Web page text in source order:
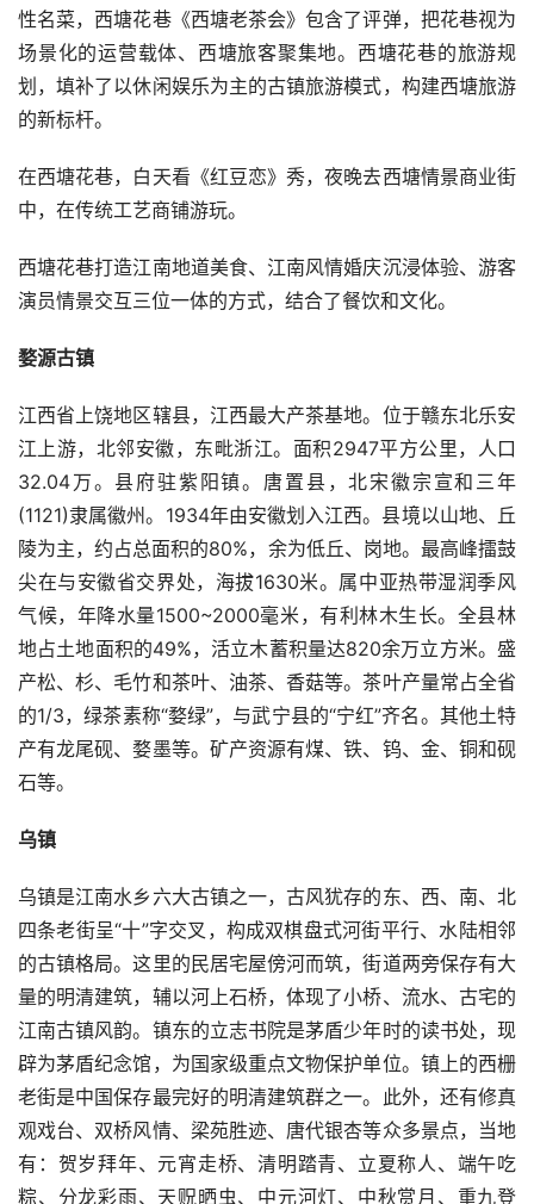
性名菜，西塘花巷《西塘老茶会》包含了评弹，把花巷视为
场景化的运营载体、西塘旅客聚集地。西塘花巷的旅游规
划，填补了以休闲娱乐为主的古镇旅游模式，构建西塘旅游
的新标杆。
在西塘花巷，白天看《红豆恋》秀，夜晚去西塘情景商业街
中，在传统工艺商铺游玩。
西塘花巷打造江南地道美食、江南风情婚庆沉浸体验、游客
演员情景交互三位一体的方式，结合了餐饮和文化。
婺源古镇
江西省上饶地区辖县，江西最大产茶基地。位于赣东北乐安
江上游，北邻安徽，东毗浙江。面积2947平方公里，人口
32.04万。县府驻紫阳镇。唐置县，北宋徽宗宣和三年
(1121)隶属徽州。1934年由安徽划入江西。县境以山地、丘
陵为主，约占总面积的80%，余为低丘、岗地。最高峰擂鼓
尖在与安徽省交界处，海拔1630米。属中亚热带湿润季风
气候，年降水量1500~2000毫米，有利林木生长。全县林
地占土地面积的49%，活立木蓄积量达820余万立方米。盛
产松、杉、毛竹和茶叶、油茶、香菇等。茶叶产量常占全省
的1/3，绿茶素称“婺绿”，与武宁县的“宁红”齐名。其他土特
产有龙尾砚、婺墨等。矿产资源有煤、铁、钨、金、铜和砚
石等。
乌镇
乌镇是江南水乡六大古镇之一，古风犹存的东、西、南、北
四条老街呈“十”字交叉，构成双棋盘式河街平行、水陆相邻
的古镇格局。这里的民居宅屋傍河而筑，街道两旁保存有大
量的明清建筑，辅以河上石桥，体现了小桥、流水、古宅的
江南古镇风韵。镇东的立志书院是茅盾少年时的读书处，现
辟为茅盾纪念馆，为国家级重点文物保护单位。镇上的西栅
老街是中国保存最完好的明清建筑群之一。此外，还有修真
观戏台、双桥风情、梁苑胜迹、唐代银杏等众多景点，当地
有：贺岁拜年、元宵走桥、清明踏青、立夏称人、端午吃
粽、分龙彩雨、天贶晒虫、中元河灯、中秋赏月、重九登